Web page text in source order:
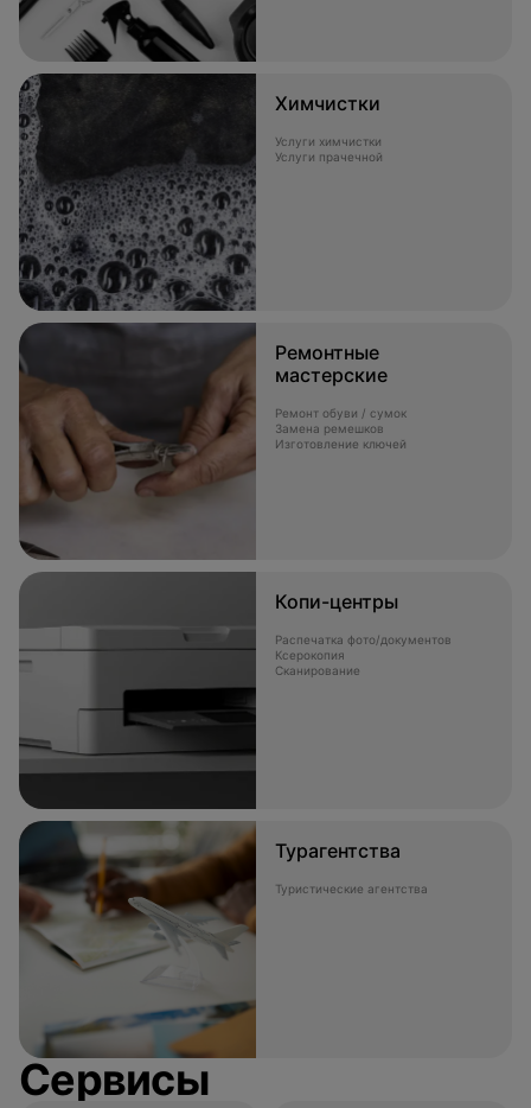
Химчистки
Услуги химчистки
Услуги прачечной
Ремонтные
мастерские
Ремонт обуви / сумок
Замена ремешков
Изготовление ключей
Копи-центры
Распечатка фото/документов
Ксерокопия
Сканирование
Турагентства
Туристические агентства
Сервисы